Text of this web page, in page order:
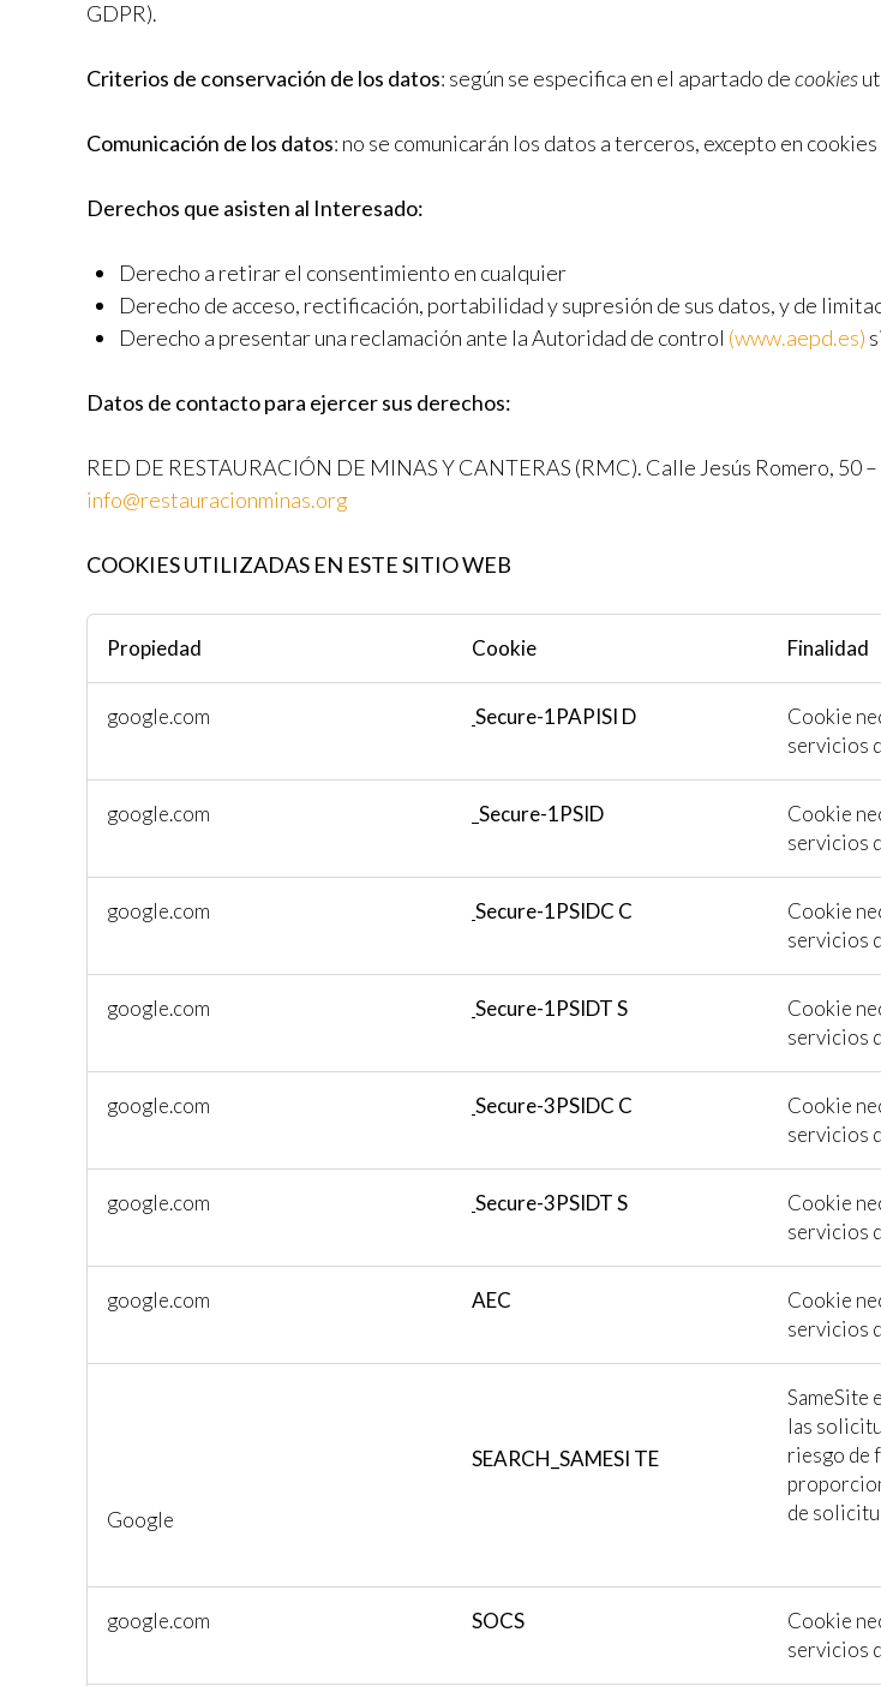
GDPR).
Criterios de conservación de los datos: según se especifica en el apartado decookies
Comunicación de los datos: no se comunicarán los datos a terceros, excepto en
Derechos que asisten al Interesado:
Derecho a retirar el consentimiento en cualquier
Derecho de acceso, rectificación, portabilidad y supresión de sus datos, y de
Derecho a presentar una reclamación ante la Autoridad de control (www.aepd.es)
Datos de contacto para ejercer sus derechos:
RED DE RESTAURACIÓN DE MINAS Y CANTERAS (RMC). Calle Jesús Romero, 50
info@restauracionminas.org
COOKIES UTILIZADAS EN ESTE SITIO WEB
Propiedad Cookie Finalidad
google.com Secure-1PAPISI D
Cookie
servicios
google.com Secure-1PSID
Cookie
servicios
google.com Secure-1PSIDC C
Cookie
servicios
google.com Secure-1PSIDT S
Cookie
servicios
google.com Secure-3PSIDC C
Cookie
servicios
google.com Secure-3PSIDT S
Cookie
servicios
google.com AEC
Cookie
servicios
Google
SEARCH_SAMESI TE
SameSite
las
riesgo de
de
google.com SOCS
Cookie
servicios